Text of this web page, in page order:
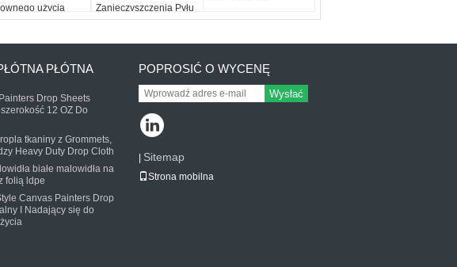
użycia
Zanieczyszczenia Pyłu
Farb
PŁÓTNA
Drop Sheets
12 OZ Do
tkaniny z Grommets,
Heavy Duty Drop Cloth
białe malowidła na
folią ldpe
Canvas Painters Drop
I Nadający się do
POPROSIĆ O WYCENĘ
Wysłać
Sitemap
Strona mobilna